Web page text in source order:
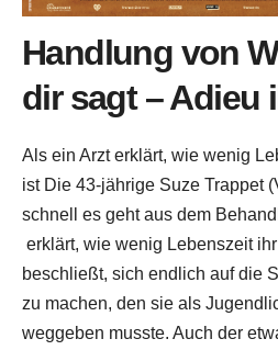
Handlung von
dir sagt – Adieu
Als ein Arzt erklärt, wie wenig
ist Die 43-jährige Suze Trappet
schnell es geht aus dem
erklärt, wie wenig Lebenszeit
beschließt, sich endlich auf die
zu machen, den sie als
weggeben musste. Auch der